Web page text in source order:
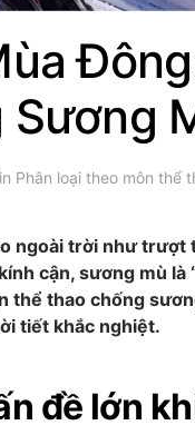
Phân loại theo môn thể
ngoài trời như
cận, sương mù
thể thao chống
tiết khắc nghiệt.
đề lớn